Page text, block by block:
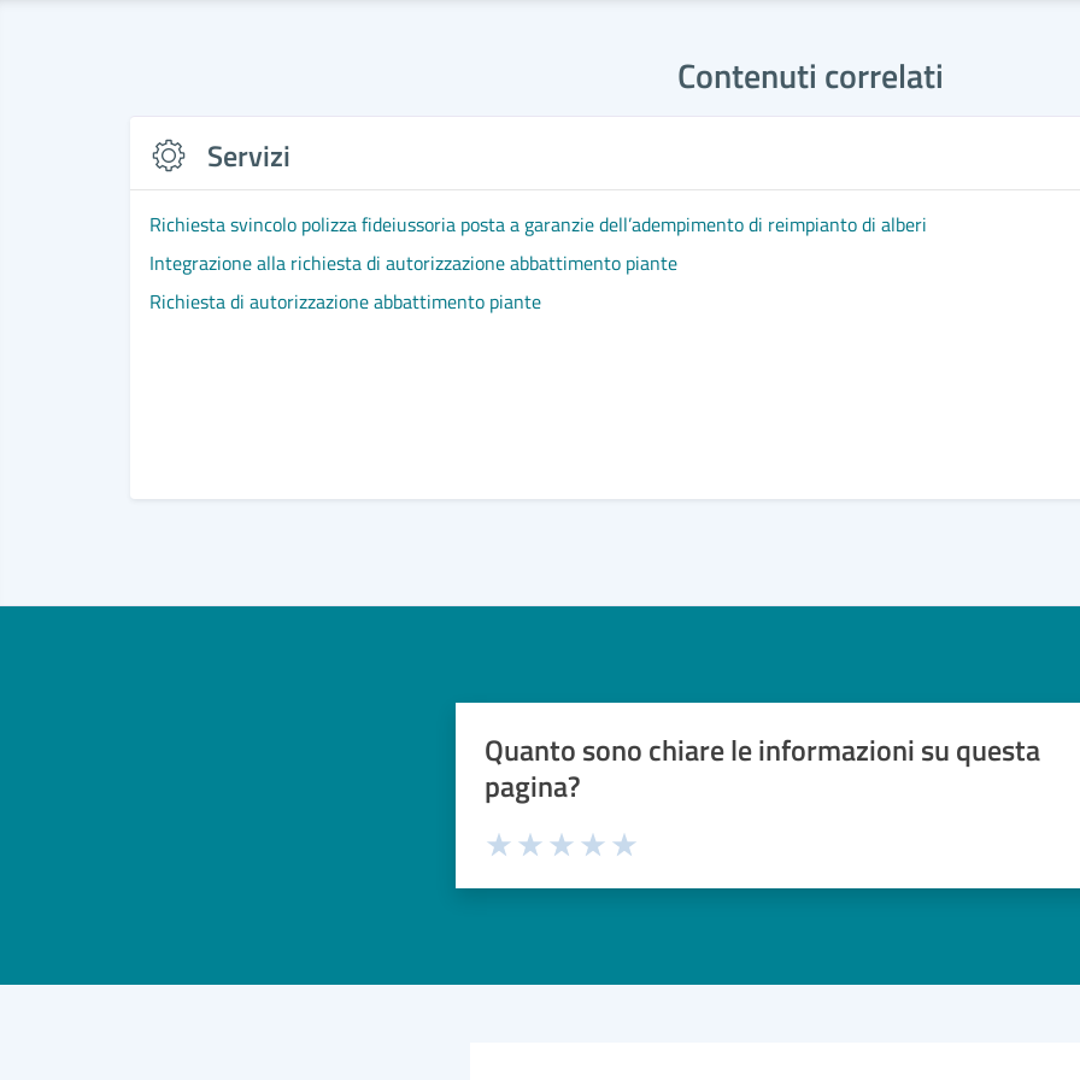
Contenuti correlati
Servizi
Richiesta svincolo polizza fideiussoria posta a garanzie dell’adempimento di reimpianto di alberi
Integrazione alla richiesta di autorizzazione abbattimento piante
Richiesta di autorizzazione abbattimento piante
Quanto sono chiare le informazioni su questa
pagina?